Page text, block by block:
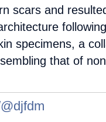
scars and
specimens, a
that of